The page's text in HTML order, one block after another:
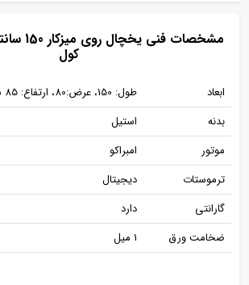
کول
ابعاد
طول: 150، عرض:80، ارتفاع: 85 سانتی متر
بدنه
استیل
موتور
امبراکو
ترموستات
دیجیتال
گارانتی
دارد
ضخامت ورق
1 میل